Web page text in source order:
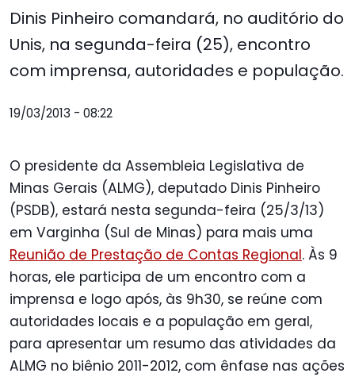
Dinis Pinheiro comandará, no auditório do
Unis, na segunda-feira (25), encontro
com imprensa, autoridades e população.
19/03/2013 - 08:22
O presidente da Assembleia Legislativa de
Minas Gerais (ALMG), deputado Dinis Pinheiro
(PSDB), estará nesta segunda-feira (25/3/13)
em Varginha (Sul de Minas) para mais uma
Reunião de Prestação de Contas Regional. Às 9
horas, ele participa de um encontro com a
imprensa e logo após, às 9h30, se reúne com
autoridades locais e a população em geral,
para apresentar um resumo das atividades da
ALMG no biênio 2011-2012, com ênfase nas ações